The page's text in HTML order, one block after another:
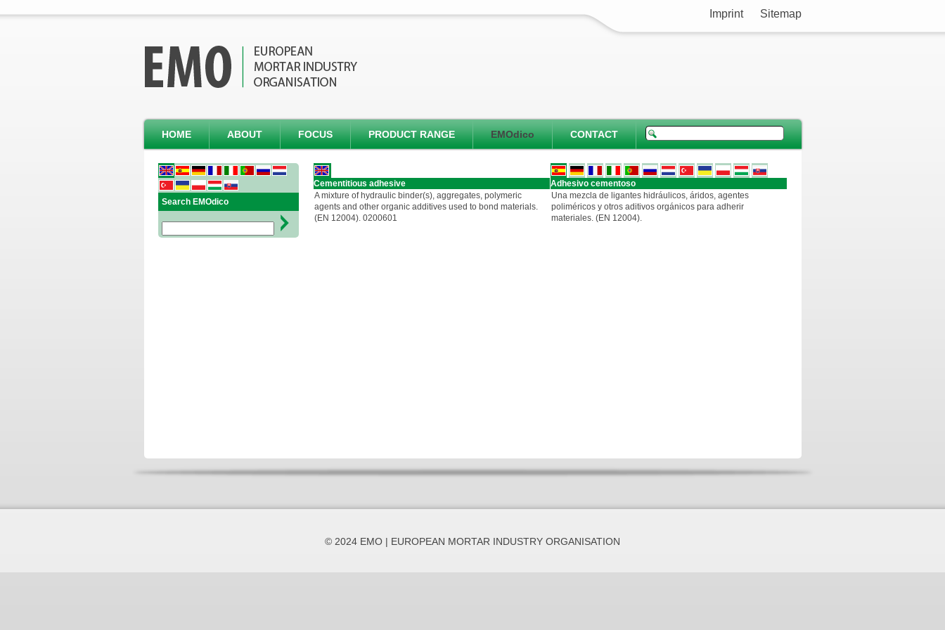
Imprint Sitemap
HOME ABOUT FOCUS PRODUCT RANGE EMOdico CONTACT
Search EMOdico
Cementitious adhesive
Adhesivo cementoso
A mixture of hydraulic binder(s), aggregates, polymeric
agents and other organic additives used to bond materials.
(EN 12004). 0200601
Una mezcla de ligantes hidráulicos, áridos, agentes
poliméricos y otros aditivos orgánicos para adherir
materiales. (EN 12004).
© 2024 EMO | EUROPEAN MORTAR INDUSTRY ORGANISATION